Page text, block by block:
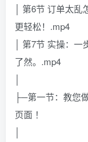
│ 第6节 订单太
更轻松！.mp4
│ 第7节 实操：
了然。.mp4
├─第一节：教您
页面 ！